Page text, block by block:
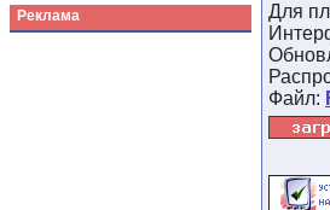
Реклама Для
Файл: